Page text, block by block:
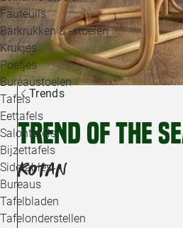
Fauteuils
Barkrukken & -stoelen
Krukjes
Poefjes
Bureaustoelen
Tafels
Eettafels
Salontafels
Bijzettafels
Sidetables
Bureaus
Tafelbladen
Tafelonderstellen
Trends
Trend of the
ROTAN